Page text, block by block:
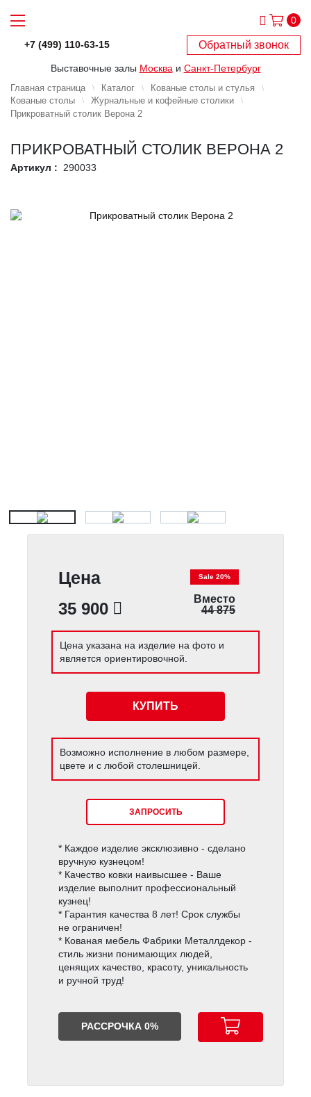
0
+7 (499) 110-63-15 Обратный звонок
Выставочные залы Москва и Санкт-Петербург
Главная страница Каталог
Кованые столы и стулья
Кованые столы
Журнальные и кофейные столики
Прикроватный столик Верона 2
ПРИКРОВАТНЫЙ СТОЛИК ВЕРОНА 2
Артикул : 290033
Цена
35 900
Sale 20%
Вместо
44 875
Цена указана на изделие на фото и
является ориентировочной.
КУПИТЬ
Возможно исполнение в любом размере,
цвете и с любой столешницей.
ЗАПРОСИТЬ
* Каждое изделие эксклюзивно - сделано
вручную кузнецом!
* Качество ковки наивысшее - Ваше
изделие выполнит профессиональный
кузнец!
* Гарантия качества 8 лет! Срок службы
не ограничен!
* Кованая мебель Фабрики Металлдекор -
стиль жизни понимающих людей,
ценящих качество, красоту, уникальность
и ручной труд!
РАССРОЧКА 0%